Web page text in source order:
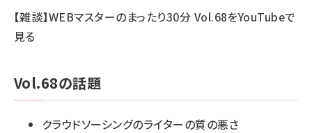
【雑談】WEBマスターのまったり30分 Vol.68をYouTubeで
見る
Vol.68の話題
クラウドソーシングのライターの質の悪さ